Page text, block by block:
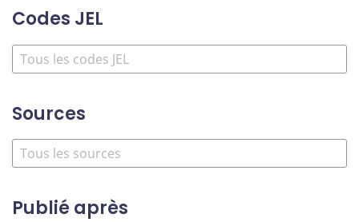
Codes JEL
Sources
Publié après